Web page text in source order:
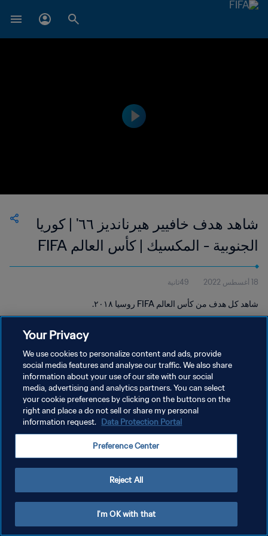
شاهد هدف خافيير هيرنانديز ٦٦' | كوريا
الجنوبية - المكسيك | كأس العالم FIFA
روسيا ٢٠١٨
18 أغسطس 2022 49ثانية
شاهد كل هدف من كأس العالم FIFA روسيا ٢٠١٨.
سياسة الخصوصية
شروط الخدمة
إدارة تفضيلات ملفات تعريف الارتباط
Your Privacy
We use cookies to personalize content and ads, provide
social media features and analyse our traffic. We also share
information about your use of our site with our social
media, advertising and analytics partners. You can select
your cookie preferences by clicking on the buttons on the
right and place a do not sell or share my personal
information request. Data Protection Portal
Preference Center
Reject All
I'm OK with that